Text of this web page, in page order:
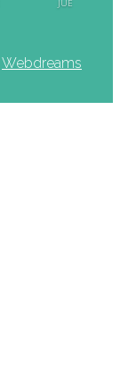
JUE
Webdreams